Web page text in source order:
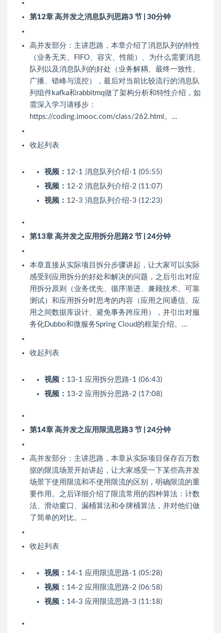
第12章 高并发之消息队列思路3 节 | 30分钟
高并发部分：主讲思路，本章介绍了消息队列的特性
（业务无关、FIFO、容灾、性能）、为什么需要消息
队列以及消息队列的好处（业务解耦、最终一致性、
广播、错峰与流控），最后对当前比较流行的消息队
列组件kafka和rabbitmq做了架构分析和特性介绍，如
需深入学习请移步：
https://coding.imooc.com/class/262.html。…
收起列表
视频： 12-1 消息队列介绍-1 (05:55)
视频： 12-2 消息队列介绍-2 (11:07)
视频： 12-3 消息队列介绍-3 (12:23)
第13章 高并发之应用拆分思路2 节 | 24分钟
本章直接从实际项目拆分步骤讲起，让大家可以实际
感受到应用拆分的好处和解决的问题，之后引出对应
用拆分原则（业务优先、循序渐进、兼顾技术、可靠
测试）和应用拆分时思考的内容（应用之间通信、应
用之间数据库设计、避免事务跨应用），并引出对服
务化Dubbo和微服务Spring Cloud的框架介绍。…
收起列表
视频： 13-1 应用拆分思路-1 (06:43)
视频： 13-2 应用拆分思路-2 (17:08)
第14章 高并发之应用限流思路3 节 | 24分钟
高并发部分：主讲思路，本章从实际项目保存百万数
据的限流场景开始讲起，让大家感受一下某些高并发
场景下使用限流和不使用限流的区别，明确限流的重
要作用。之后详细介绍了限流常用的四种算法：计数
法、滑动窗口、漏桶算法和令牌桶算法，并对他们做
了简单的对比。…
收起列表
视频： 14-1 应用限流思路-1 (05:28)
视频： 14-2 应用限流思路-2 (06:58)
视频： 14-3 应用限流思路-3 (11:18)